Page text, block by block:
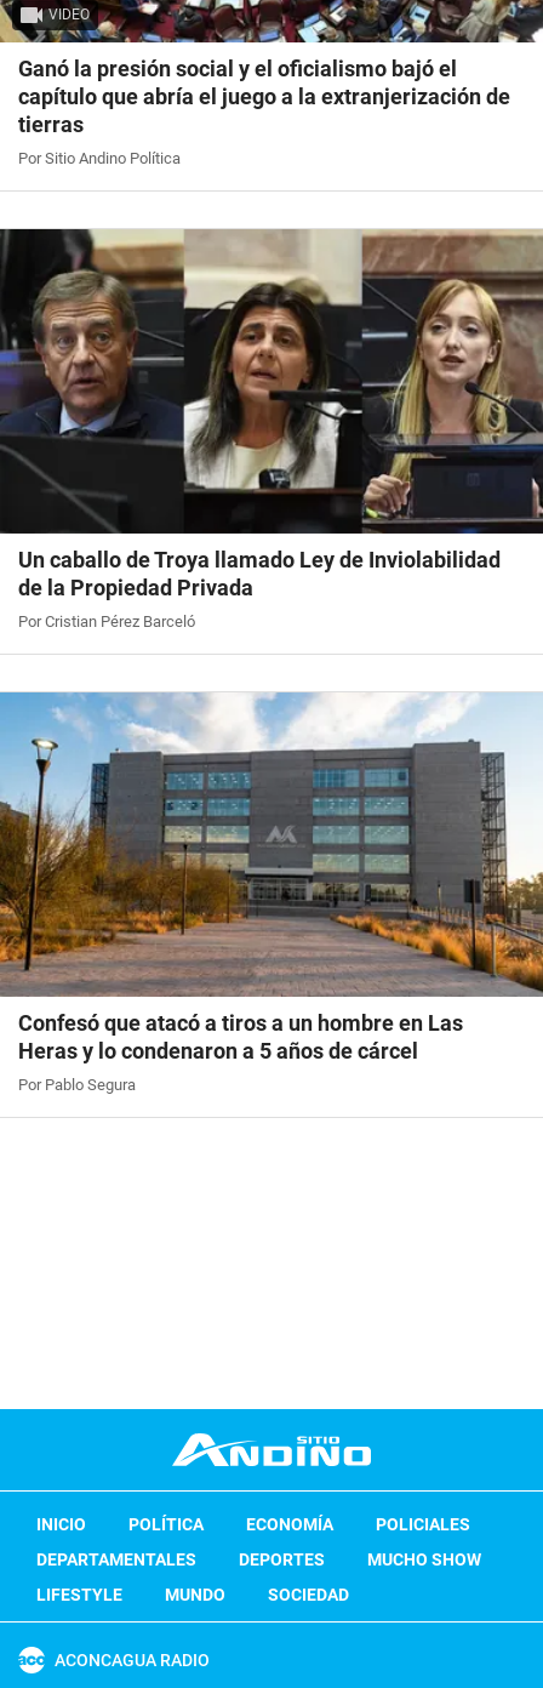
VIDEO
Ganó la presión social y el oficialismo bajó el
capítulo que abría el juego a la extranjerización de
tierras
Por Sitio Andino Política
Un caballo de Troya llamado Ley de Inviolabilidad
de la Propiedad Privada
Por Cristian Pérez Barceló
Confesó que atacó a tiros a un hombre en Las
Heras y lo condenaron a 5 años de cárcel
Por Pablo Segura
INICIO POLÍTICA ECONOMÍA
POLICIALES
DEPARTAMENTALES
DEPORTES
MUCHO SHOW
LIFESTYLE
MUNDO SOCIEDAD
ACONCAGUA RADIO